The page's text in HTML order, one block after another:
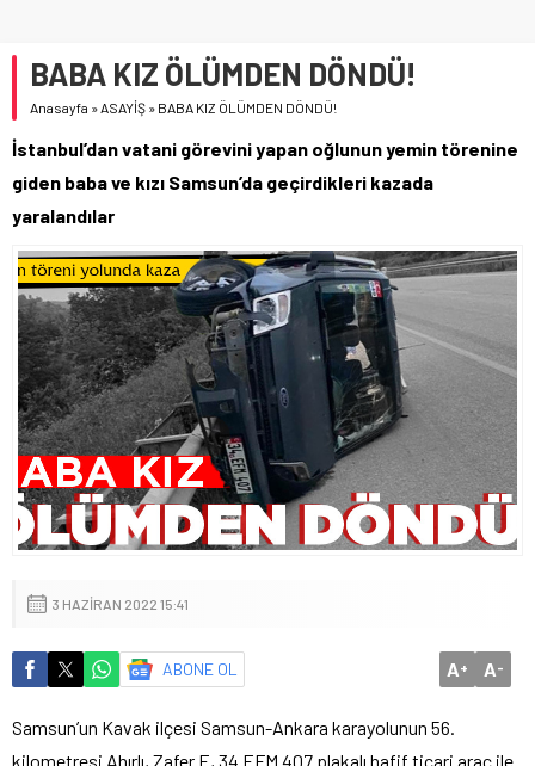
BABA KIZ ÖLÜMDEN DÖNDÜ!
Anasayfa » ASAYİŞ » BABA KIZ ÖLÜMDEN DÖNDÜ!
İstanbul’dan vatani görevini yapan oğlunun yemin törenine
giden baba ve kızı Samsun’da geçirdikleri kazada
yaralandılar
3 HAZIRAN 2022 15:41
ABONE OL A+ A-
Samsun’un Kavak ilçesi Samsun-Ankara karayolunun 56.
kilometresi Ahırlı, Zafer E, 34 EFM 407 plakalı hafif ticari araç ile